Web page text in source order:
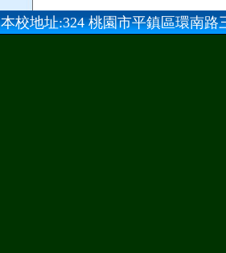
本校地址:324 桃園市平鎮區環南路